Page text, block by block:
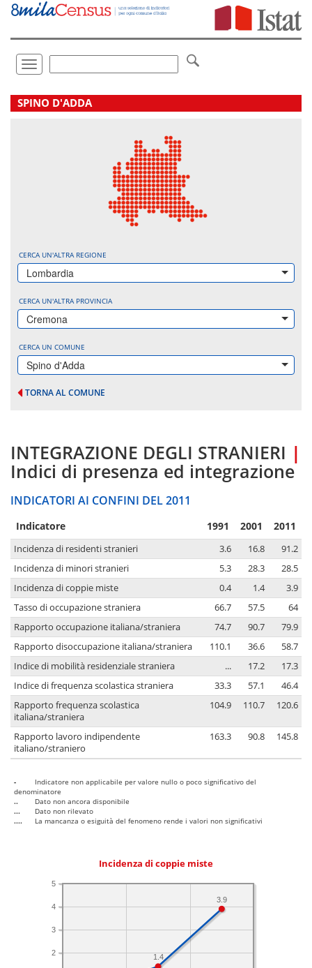
Vai
direttamente
Toggle
navigation
.
SPINO D'ADDA
CERCA UN'ALTRA REGIONE
Lombardia
CERCA UN'ALTRA PROVINCIA
Cremona
CERCA UN COMUNE
Spino d'Adda
TORNA AL COMUNE
INTEGRAZIONE DEGLI STRANIERI |
Indici di presenza ed integrazione
INDICATORI AI CONFINI DEL 2011
Indicatore 1991 2001 2011
Incidenza di residenti stranieri 3.6 16.8
91.2
Incidenza di minori stranieri
5.3 28.3
28.5
Incidenza di coppie miste
0.4 1.4
3.9
Tasso di occupazione straniera
66.7 57.5
64
Rapporto occupazione italiana/straniera
74.7 90.7
79.9
Rapporto disoccupazione italiana/straniera
110.1 36.6
58.7
Indice di mobilità residenziale straniera
... 17.2
17.3
Indice di frequenza scolastica straniera
33.3 57.1
46.4
Rapporto frequenza scolastica
italiana/straniera
104.9 110.7 120.6
Rapporto lavoro indipendente
italiano/straniero
163.3 90.8 145.8
-
Indicatore non applicabile per valore nullo o poco significativo del
denominatore
..
Dato non ancora disponibile
...
Dato non rilevato
....
La mancanza o esiguità del fenomeno rende i valori non significativi
Incidenza di coppie miste
2
3
4
5
3.9
1.4